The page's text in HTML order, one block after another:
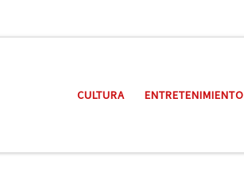
CULTURA ENTRETENIMIENTO